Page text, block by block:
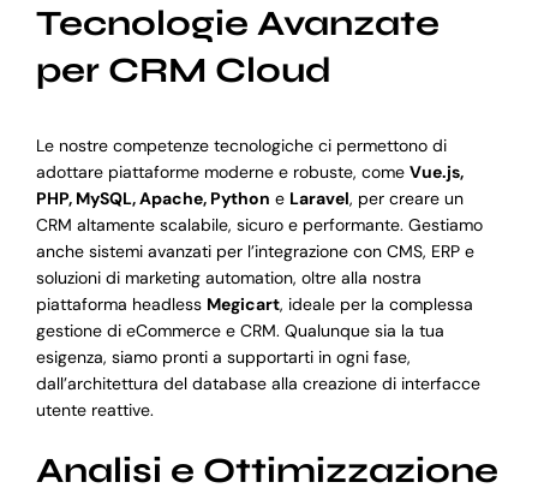
Tecnologie Avanzate
per CRM Cloud
Le nostre competenze tecnologiche ci permettono di
adottare piattaforme moderne e robuste, come Vue.js,
PHP, MySQL, Apache, Python e Laravel, per creare un
CRM altamente scalabile, sicuro e performante. Gestiamo
anche sistemi avanzati per l’integrazione con CMS, ERP e
soluzioni di marketing automation, oltre alla nostra
piattaforma headless Megicart, ideale per la complessa
gestione di eCommerce e CRM. Qualunque sia la tua
esigenza, siamo pronti a supportarti in ogni fase,
dall’architettura del database alla creazione di interfacce
utente reattive.
Analisi e Ottimizzazione